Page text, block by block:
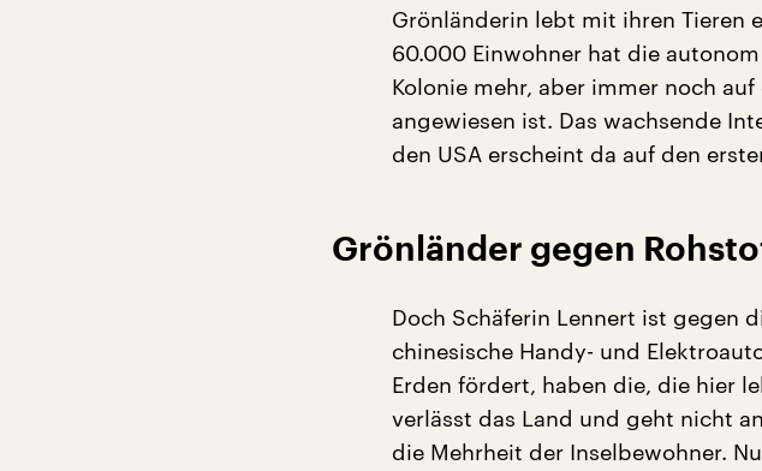
Grönländerin lebt mit ihren Tieren
60.000 Einwohner hat die
Kolonie mehr, aber immer noch
angewiesen ist. Das wachsende
den USA erscheint da auf den
Grönländer gegen
Doch Schäferin Lennert ist gegen
chinesische Handy- und
Erden fördert, haben die, die hier
verlässt das Land und geht nicht
die Mehrheit der Inselbewohner.